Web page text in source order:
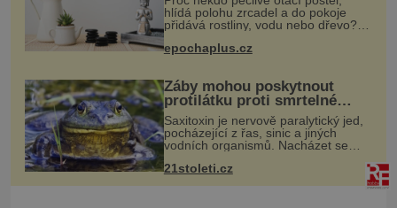
hlídá polohu zrcadel a do pokoje
přidává rostliny, vodu nebo dřevo?
Feng šuej tvrdí, že domov není jen
soubor zdí a nábytku. Je to prostor,
epochaplus.cz
Žáby mohou poskytnout
protilátku proti smrtelné
otravě měkkýši
Saxitoxin je nervově paralytický jed,
pocházející z řas, sinic a jiných
vodních organismů. Nacházet se
mlžích, jako jsou ústřice nebo slávky.
K příznakům otravy patří
21stoleti.cz